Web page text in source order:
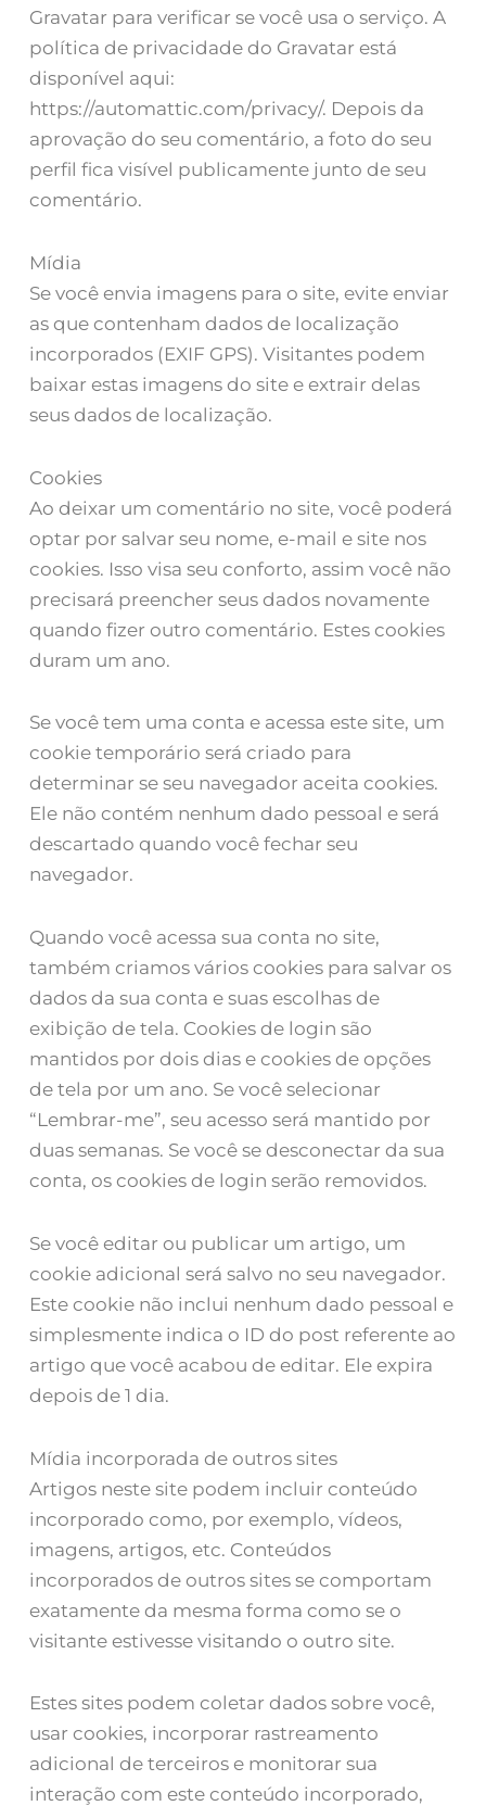
Gravatar para verificar se você usa o serviço. A
política de privacidade do Gravatar está
disponível aqui:
https://automattic.com/privacy/. Depois da
aprovação do seu comentário, a foto do seu
perfil fica visível publicamente junto de seu
comentário.
Mídia
Se você envia imagens para o site, evite enviar
as que contenham dados de localização
incorporados (EXIF GPS). Visitantes podem
baixar estas imagens do site e extrair delas
seus dados de localização.
Cookies
Ao deixar um comentário no site, você poderá
optar por salvar seu nome, e-mail e site nos
cookies. Isso visa seu conforto, assim você não
precisará preencher seus dados novamente
quando fizer outro comentário. Estes cookies
duram um ano.
Se você tem uma conta e acessa este site, um
cookie temporário será criado para
determinar se seu navegador aceita cookies.
Ele não contém nenhum dado pessoal e será
descartado quando você fechar seu
navegador.
Quando você acessa sua conta no site,
também criamos vários cookies para salvar os
dados da sua conta e suas escolhas de
exibição de tela. Cookies de login são
mantidos por dois dias e cookies de opções
de tela por um ano. Se você selecionar
“Lembrar-me”, seu acesso será mantido por
duas semanas. Se você se desconectar da sua
conta, os cookies de login serão removidos.
Se você editar ou publicar um artigo, um
cookie adicional será salvo no seu navegador.
Este cookie não inclui nenhum dado pessoal e
simplesmente indica o ID do post referente ao
artigo que você acabou de editar. Ele expira
depois de 1 dia.
Mídia incorporada de outros sites
Artigos neste site podem incluir conteúdo
incorporado como, por exemplo, vídeos,
imagens, artigos, etc. Conteúdos
incorporados de outros sites se comportam
exatamente da mesma forma como se o
visitante estivesse visitando o outro site.
Estes sites podem coletar dados sobre você,
usar cookies, incorporar rastreamento
adicional de terceiros e monitorar sua
interação com este conteúdo incorporado,